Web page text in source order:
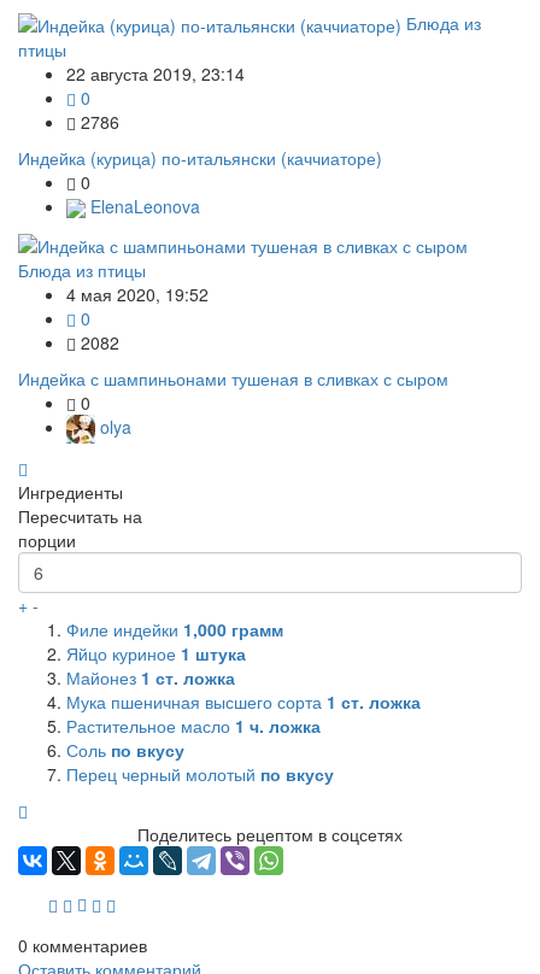
Блюда из
птицы
22 августа 2019, 23:14
0
2786
Индейка (курица) по-итальянски (каччиаторе)
0
ElenaLeonova
Блюда из птицы
4 мая 2020, 19:52
0
2082
Индейка с шампиньонами тушеная в сливках с сыром
0
olya
Ингредиенты
Пересчитать на
порции
+ -
Филе индейки 1,000 грамм
Яйцо куриное 1 штука
Майонез 1 ст. ложка
Мука пшеничная высшего сорта 1 ст. ложка
Растительное масло 1 ч. ложка
Соль по вкусу
Перец черный молотый по вкусу
Поделитесь рецептом в соцсетях
0 комментариев
Оставить комментарий